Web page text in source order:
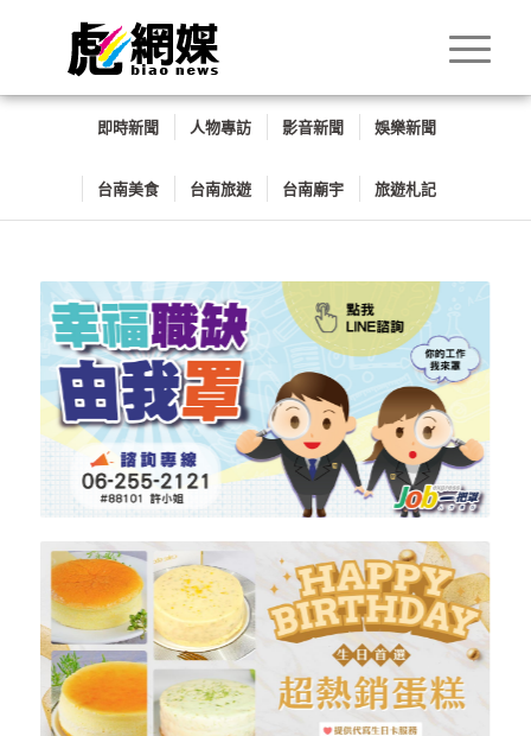
即時新聞 人物專訪 影音新聞 娛樂新聞
台南美食 台南旅遊 台南廟宇 旅遊札記